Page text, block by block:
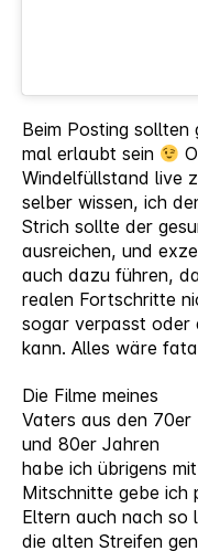
Beim Posting sollten
mal erlaubt sein
Windelfüllstand live
selber wissen, ich
Strich sollte der
ausreichen, und
auch dazu führen,
realen Fortschritte
sogar verpasst oder
kann. Alles wäre
Die Filme meines
Vaters aus den 70er
und 80er Jahren
habe ich übrigens
Mitschnitte gebe ich
Eltern auch nach so
die alten Streifen